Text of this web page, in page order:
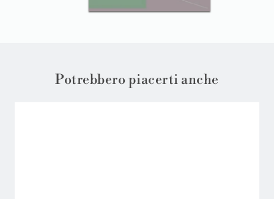
Potrebbero piacerti anche